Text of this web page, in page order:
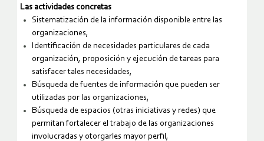
Las actividades concretas
Sistematización de la información disponible entre las
organizaciones,
Identificación de necesidades particulares de cada
organización, proposición y ejecución de tareas para
satisfacer tales necesidades,
Búsqueda de fuentes de información que pueden ser
utilizadas por las organizaciones,
Búsqueda de espacios (otras iniciativas y redes) que
permitan fortalecer el trabajo de las organizaciones
involucradas y otorgarles mayor perfil,